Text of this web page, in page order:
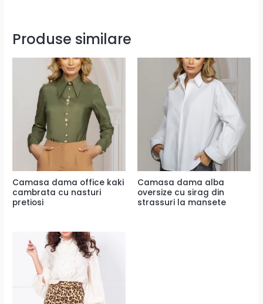
Produse similare
Camasa dama office kaki
cambrata cu nasturi
pretiosi
Camasa dama alba
oversize cu sirag din
strassuri la mansete